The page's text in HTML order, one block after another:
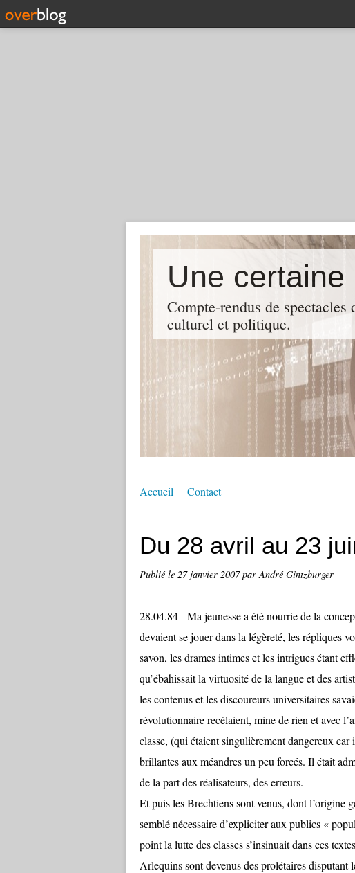
Compte-rendus de
culturel et politique.
Accueil Contact
Du 28 avril au 23
Publié le 27 janvier 2007par André Gintzburger
28.04.84 - Ma jeunesse a été nourrie de la
devaient se jouer dans la légèreté, les répliques
savon, les drames intimes et les intrigues étant
qu’ébahissait la virtuosité de la langue et des
les contenus et les discoureurs universitaires
révolutionnaire recélaient, mine de rien et avec
classe, (qui étaient singulièrement dangereux
brillantes aux méandres un peu forcés. Il était
de la part des réalisateurs, des erreurs.
Et puis les Brechtiens sont venus, dont l’origine
semblé nécessaire d’expliciter aux publics «
point la lutte des classes s’insinuait dans ces
Arlequins sont devenus des prolétaires